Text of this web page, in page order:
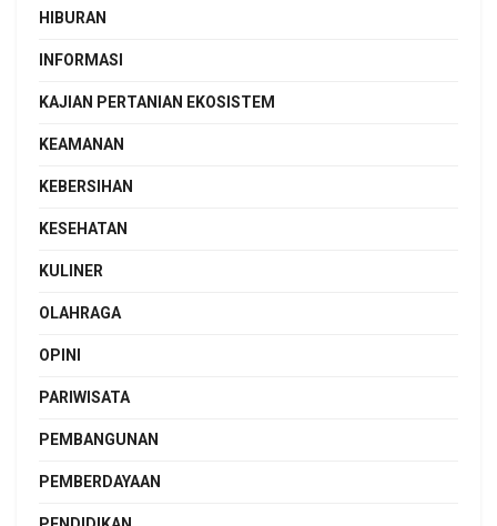
HIBURAN
INFORMASI
KAJIAN PERTANIAN EKOSISTEM
KEAMANAN
KEBERSIHAN
KESEHATAN
KULINER
OLAHRAGA
OPINI
PARIWISATA
PEMBANGUNAN
PEMBERDAYAAN